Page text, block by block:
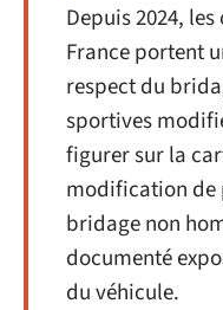
Depuis 2024,
France portent
respect du
sportives
figurer sur la
modification de
bridage non
documenté
du véhicule.